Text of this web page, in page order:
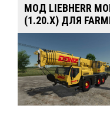
МОД LIEBHERR
(1.20.X) ДЛЯ